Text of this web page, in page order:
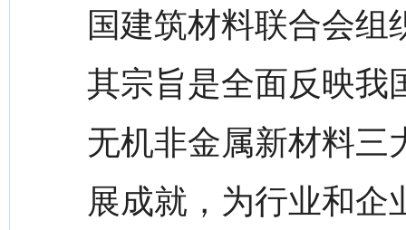
国建筑材料联合会
其宗旨是全面反映我
无机非金属新材料三
展成就，为行业和企